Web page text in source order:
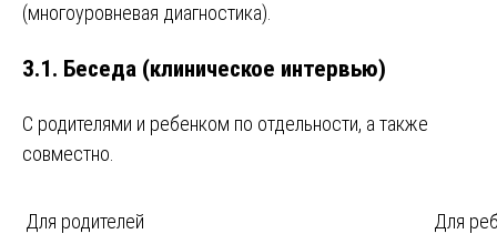
(многоуровневая диагностика).
3.1. Беседа (клиническое интервью)
С родителями и ребенком по отдельности, а также
совместно.
Для родителей Для